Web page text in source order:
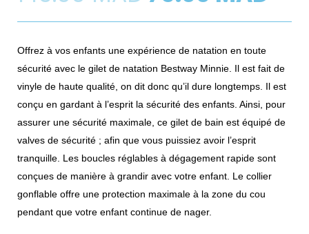
prix
initial
était :
145.00 MAD.
est
Offrez à vos enfants une expérience de natation en toute
sécurité avec le gilet de natation Bestway Minnie. Il est fait de
vinyle de haute qualité, on dit donc qu’il dure longtemps. Il est
conçu en gardant à l’esprit la sécurité des enfants. Ainsi, pour
assurer une sécurité maximale, ce gilet de bain est équipé de
valves de sécurité ; afin que vous puissiez avoir l’esprit
tranquille. Les boucles réglables à dégagement rapide sont
conçues de manière à grandir avec votre enfant. Le collier
gonflable offre une protection maximale à la zone du cou
pendant que votre enfant continue de nager.